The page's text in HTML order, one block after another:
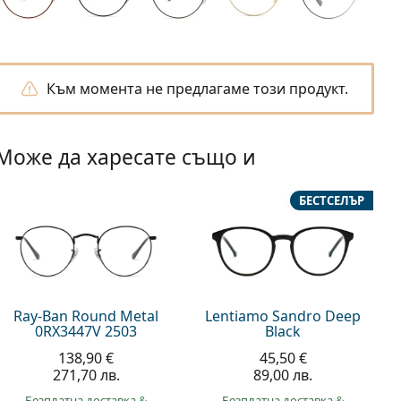
Към момента не предлагаме този продукт.
да харесате също и
Ray-Ban Round Metal
0RX3447V 2503
138,90 €
271,70 лв.
Lentiamo Sandro Deep
Black
БЕСТСЕЛЪР
45,50 €
89,00 лв.